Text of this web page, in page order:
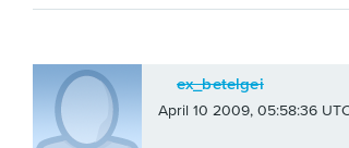
ex_betelgei
April 10 2009, 05:58:36